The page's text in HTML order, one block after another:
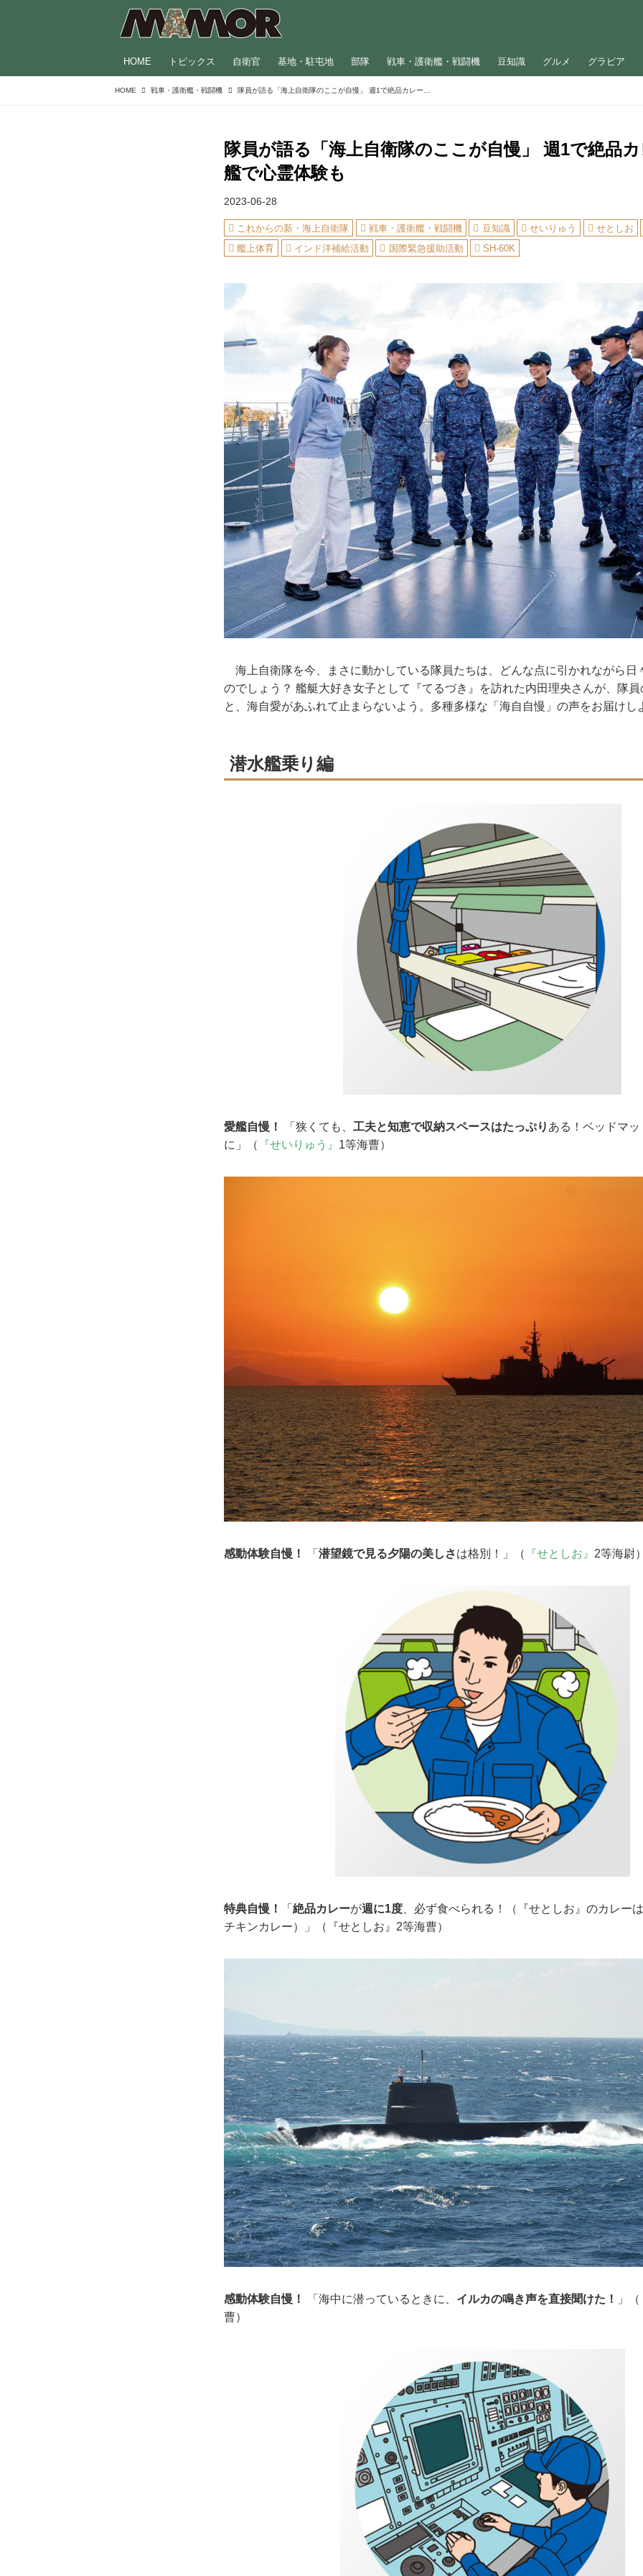
HOME トピックス 自衛官 基地・駐屯地 部隊 戦車・護衛艦・戦闘機 豆知識 グルメ グラビア
HOME 戦車・護衛艦・戦闘機 隊員が語る「海上自衛隊のここが自慢」 週1で絶品カレー、護衛艦で心霊体験も
隊員が語る「海上自衛隊のここが自慢」 週1で絶品
艦で心霊体験も
2023-06-28
これからの新・海上自衛隊 戦車・護衛艦・戦闘機 豆知識 せいりゅう
せとしお
艦上体育
インド洋補給活動 国際緊急援助活動 SH-60K
海上自衛隊を今、まさに動かしている隊員たちは、どんな点に引かれながら日
のでしょう？ 艦艇大好き女子として『てるづき』を訪れた内田理央さんが、隊
と、海自愛があふれて止まらないよう。多種多様な「海自自慢」の声をお届けし
潜水艦乗り編
愛艦自慢！ 「狭くても、 工夫と知恵で収納スペースはたっぷり ある！ベッドマ
に」（
『せいりゅう』 1等海曹）
感動体験自慢！ 「 潜望鏡で見る夕陽の美しさは格別！」（ 『せとしお』 2等海尉
特典自慢！ 「 絶品カレーが週に1度 、必ず食べられる！（『せとしお』のカレー
チキンカレー）」（『せとしお』2等海曹）
感動体験自慢！ 「海中に潜っているときに、 イルカの鳴き声を直接聞けた！ 」（
曹）